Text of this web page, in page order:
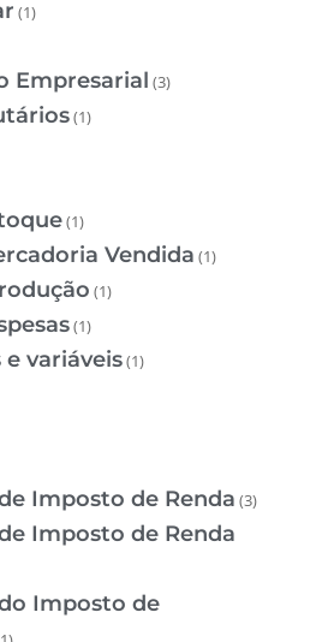
(1)
Empresarial (3)
(1)
(1)
Vendida (1)
(1)
(1)
variáveis(1)
Imposto de Renda (3)
Imposto de Renda
Imposto de